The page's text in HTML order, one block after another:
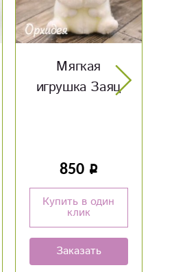
Оскорбительные
шары
160
Купить в один
клик
Заказать